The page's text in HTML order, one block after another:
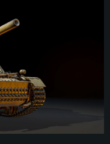
derniers drivers de moins de